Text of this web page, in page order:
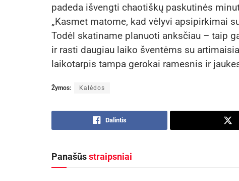
padeda išvengti chaotiškų paskutinės
„Kasmet matome, kad vėlyvi apsipirkimai
Todėl skatiname planuoti anksčiau – taip
ir rasti daugiau laiko šventėms su
laikotarpis tampa gerokai ramesnis ir
Žymos: Kalėdos
Dalintis
Panašūsstraipsniai